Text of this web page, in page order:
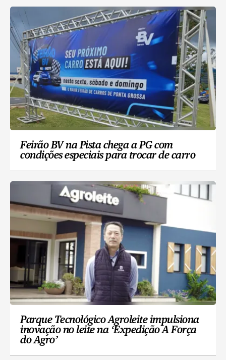
Feirão BV na Pista chega a PG com
condições especiais para trocar de carro
Parque Tecnológico Agroleite impulsiona
inovação no leite na ‘Expedição A Força
do Agro’